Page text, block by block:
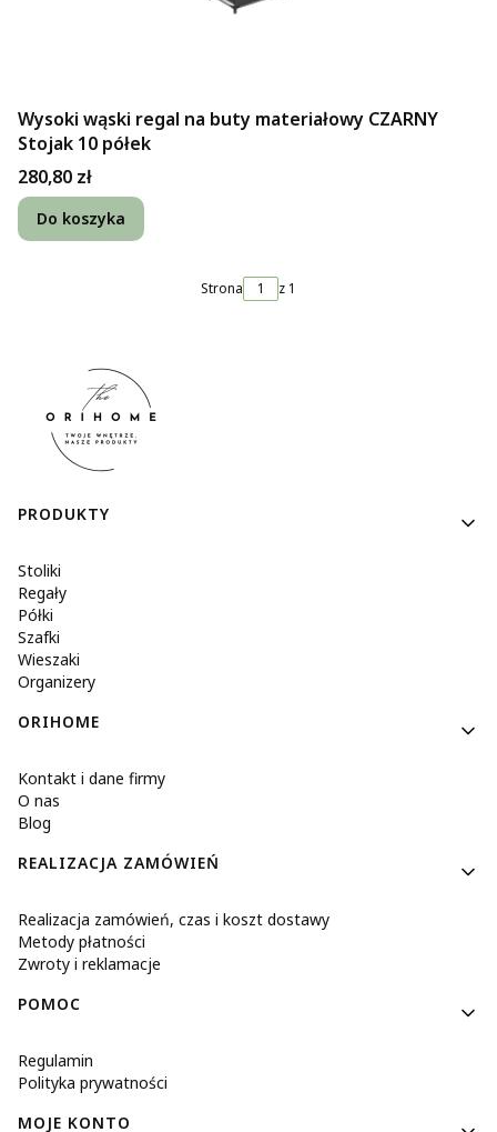
Wysoki wąski regal na buty materiałowy CZARNY
Stojak 10 półek
Cena
280,80 zł
Do koszyka
Strona z 1
Linki w stopce
PRODUKTY
Stoliki
Regały
Półki
Szafki
Wieszaki
Organizery
ORIHOME
Kontakt i dane firmy
O nas
Blog
REALIZACJA ZAMÓWIEŃ
Realizacja zamówień, czas i koszt dostawy
Metody płatności
Zwroty i reklamacje
POMOC
Regulamin
Polityka prywatności
MOJE KONTO